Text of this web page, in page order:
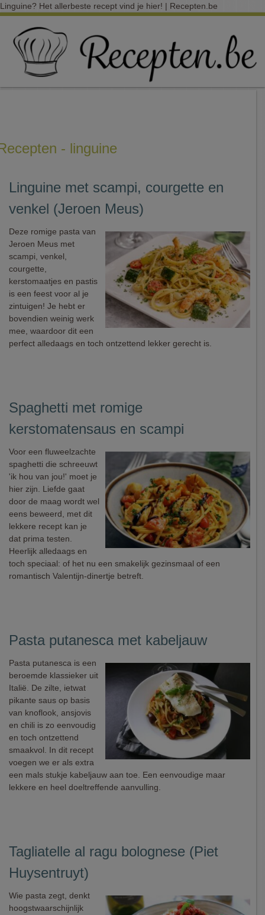
Linguine? Het allerbeste recept vind je hier! | Recepten.be
- linguine
Linguine met scampi, courgette en
venkel (Jeroen Meus)
Deze romige pasta van
Jeroen Meus met
scampi, venkel,
courgette,
kerstomaatjes en pastis
is een feest voor al je
zintuigen! Je hebt er
bovendien weinig werk
mee, waardoor dit een
perfect alledaags en toch ontzettend lekker gerecht is.
Spaghetti met romige
kerstomatensaus en scampi
Voor een fluweelzachte
spaghetti die schreeuwt
'ik hou van jou!' moet je
hier zijn. Liefde gaat
door de maag wordt wel
eens beweerd, met dit
lekkere recept kan je
dat prima testen.
Heerlijk alledaags en
toch speciaal: of het nu een smakelijk gezinsmaal of een
romantisch Valentijn-dinertje betreft.
Pasta putanesca met kabeljauw
Pasta putanesca is een
beroemde klassieker uit
Italië. De zilte, ietwat
pikante saus op basis
van knoflook, ansjovis
en chili is zo eenvoudig
en toch ontzettend
smaakvol. In dit recept
voegen we er als extra
een mals stukje kabeljauw aan toe. Een eenvoudige maar
lekkere en heel doeltreffende aanvulling.
Tagliatelle al ragu bolognese (Piet
Huysentruyt)
Wie pasta zegt, denkt
hoogstwaarschijnlijk